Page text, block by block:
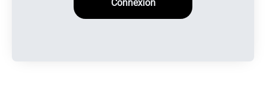
Connexion